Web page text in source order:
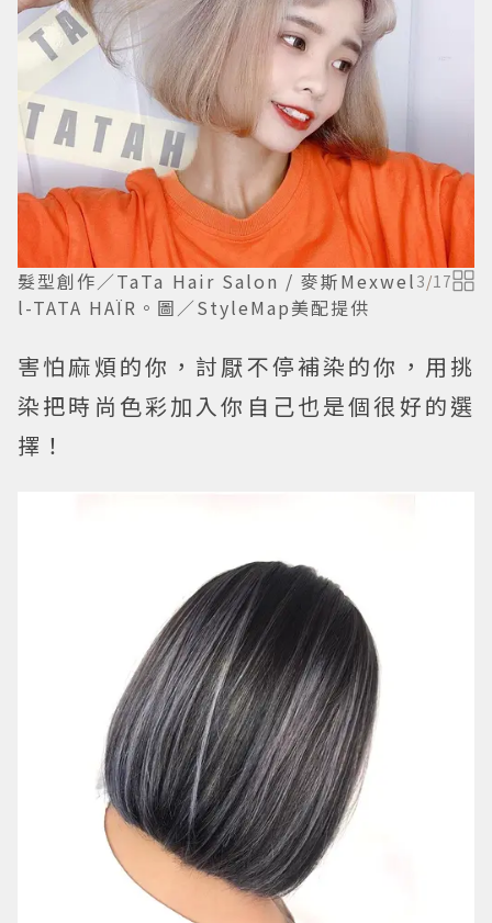
髮型創作／TaTa Hair Salon / 麥斯Mexwel
l-TATA HAÏR。圖／StyleMap美配提供
3/17
害怕麻煩的你，討厭不停補染的你，用挑
染把時尚色彩加入你自己也是個很好的選
擇！